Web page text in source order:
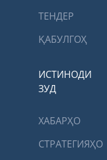
ТЕНДЕР
ҚАБУЛГОҲ
ИСТИНОДИ
ЗУД
ХАБАРҲО
СТРАТЕГИЯҲО